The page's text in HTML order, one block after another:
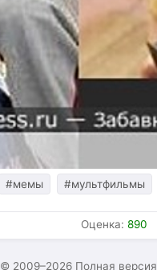
#мемы #мультфильмы
Оценка: 890
© 2009–2026 Полная версия